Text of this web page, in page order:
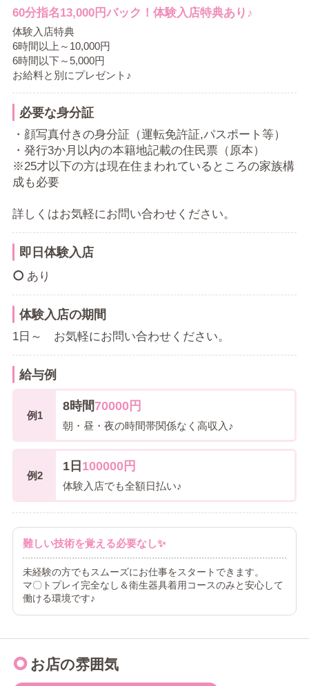
60分指名13,000円バック！体験入店特典あり♪
体験入店特典
6時間以上～10,000円
6時間以下～5,000円
お給料と別にプレゼント♪
必要な身分証
・顔写真付きの身分証（運転免許証,パスポート等）
・発行3か月以内の本籍地記載の住民票（原本）
※25才以下の方は現在住まわれているところの家族構
成も必要
詳しくはお気軽にお問い合わせください。
即日体験入店
あり
体験入店の期間
1日～ お気軽にお問い合わせください。
給与例
例1
8時間70000円
朝・昼・夜の時間帯関係なく高収入♪
例2
1日 100000円
体験入店でも全額日払い♪
難しい技術を覚える必要なし✨
未経験の方でもスムーズにお仕事をスタートできます。
マ〇トプレイ完全なし＆衛生器具着用コースのみと安心して
働ける環境です♪
お店の雰囲気